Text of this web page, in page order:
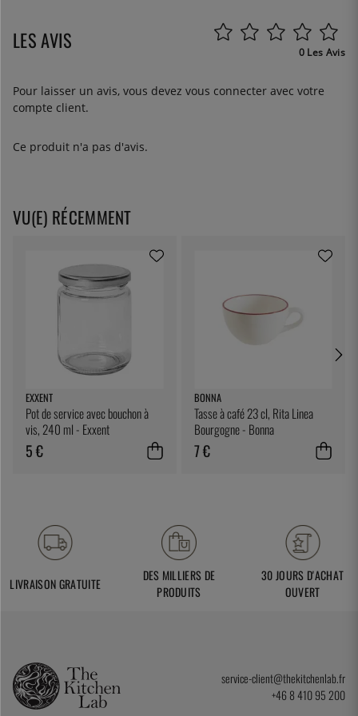
LES AVIS 0 Les Avis
Pour laisser un avis, vous devez vous connecter avec votre
compte client.
Ce produit n'a pas d'avis.
VU(E) RÉCEMMENT
EXXENT
Pot de service avec bouchon à
vis, 240 ml - Exxent
5 €
BONNA
Tasse à café 23 cl, Rita Linea
Bourgogne - Bonna
7 €
LIVRAISON GRATUITE
DES MILLIERS DE
PRODUITS
30 JOURS D'ACHAT
OUVERT
service-client@thekitchenlab.fr
+46 8 410 95 200